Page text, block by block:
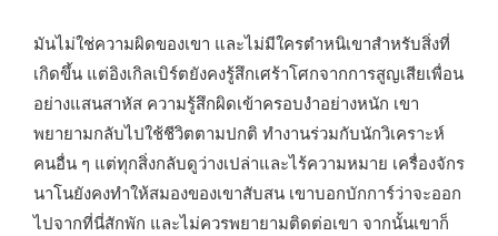
มันไม่ใช่ความผิดของเขา และไม่มีใครตำหนิเขาสำหรับสิ่งที่
เกิดขึ้น แต่อิงเกิลเบิร์ตยังคงรู้สึกเศร้าโศกจากการสูญเสียเพื่อน
อย่างแสนสาหัส ความรู้สึกผิดเข้าครอบงำอย่างหนัก เขา
พยายามกลับไปใช้ชีวิตตามปกติ ทำงานร่วมกับนักวิเคราะห์
คนอื่น ๆ แต่ทุกสิ่งกลับดูว่างเปล่าและไร้ความหมาย เครื่องจักร
นาโนยังคงทำให้สมองของเขาสับสน เขาบอกบักการ์ว่าจะออก
ไปจากที่นี่สักพัก และไม่ควรพยายามติดต่อเขา จากนั้นเขาก็